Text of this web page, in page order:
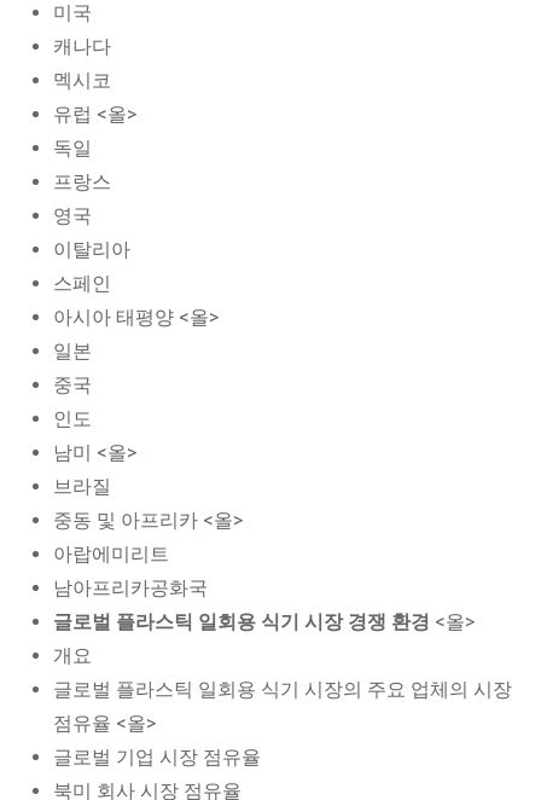
미국
캐나다
멕시코
유럽 <올>
독일
프랑스
영국
이탈리아
스페인
아시아 태평양 <올>
일본
중국
인도
남미 <올>
브라질
중동 및 아프리카 <올>
아랍에미리트
남아프리카공화국
글로벌 플라스틱 일회용 식기 시장 경쟁 환경 <올>
개요
글로벌 플라스틱 일회용 식기 시장의 주요 업체의 시장
점유율 <올>
글로벌 기업 시장 점유율
북미 회사 시장 점유율